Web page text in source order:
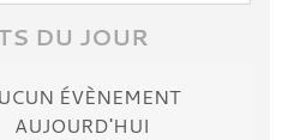
DU JOUR
ÉVÈNEMENT
AUJOURD'HUI